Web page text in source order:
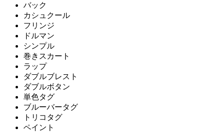
バック
カシュクール
フリンジ
ドルマン
シンプル
巻きスカート
ラップ
ダブルブレスト
ダブルボタン
単色タグ
ブルーバータグ
トリコタグ
ペイント